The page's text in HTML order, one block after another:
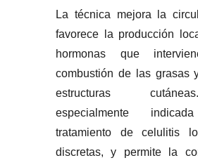
La técnica mejora la
favorece la producción
hormonas que
combustión de las grasas
estructuras
especialmente
tratamiento de celulitis
discretas, y permite la